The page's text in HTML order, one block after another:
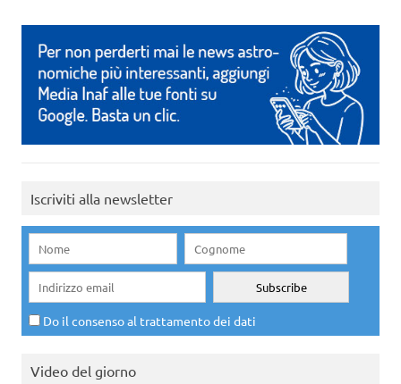
Iscriviti alla newsletter
Do il consenso al trattamento dei dati
Video del giorno